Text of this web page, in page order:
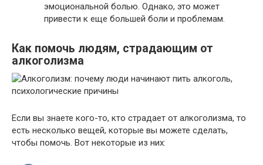
эмоциональной болью. Однако, это может
привести к еще большей боли и проблемам.
Как помочь людям, страдающим от
алкоголизма
Если вы знаете кого-то, кто страдает от алкоголизма, то
есть несколько вещей, которые вы можете сделать,
чтобы помочь. Вот некоторые из них: